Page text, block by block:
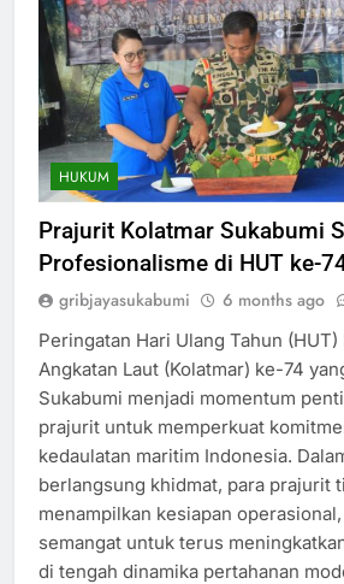
HUKUM
Prajurit Kolatmar Sukabumi
Profesionalisme di HUT ke-
gribjayasukabumi 6 months ago
Peringatan Hari Ulang Tahun (HUT)
Angkatan Laut (Kolatmar) ke-74
Sukabumi menjadi momentum
prajurit untuk memperkuat
kedaulatan maritim Indonesia.
berlangsung khidmat, para prajurit
menampilkan kesiapan
semangat untuk terus
di tengah dinamika pertahanan